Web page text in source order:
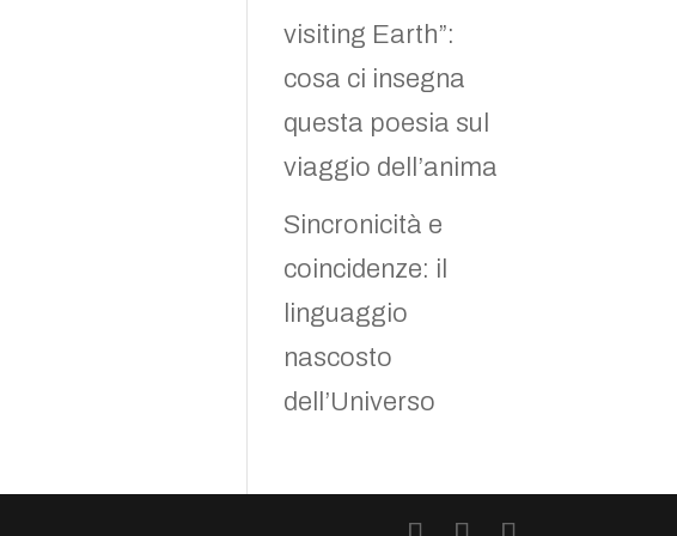
visiting Earth”:
cosa ci insegna
questa poesia sul
viaggio dell’anima
Sincronicità e
coincidenze: il
linguaggio
nascosto
dell’Universo